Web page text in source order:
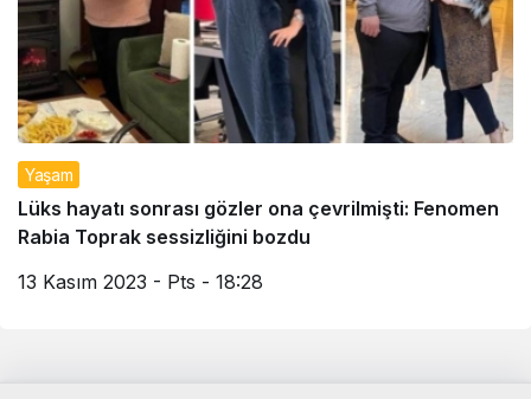
Yaşam
Lüks hayatı sonrası gözler ona çevrilmişti: Fenomen
Rabia Toprak sessizliğini bozdu
13 Kasım 2023 - Pts - 18:28